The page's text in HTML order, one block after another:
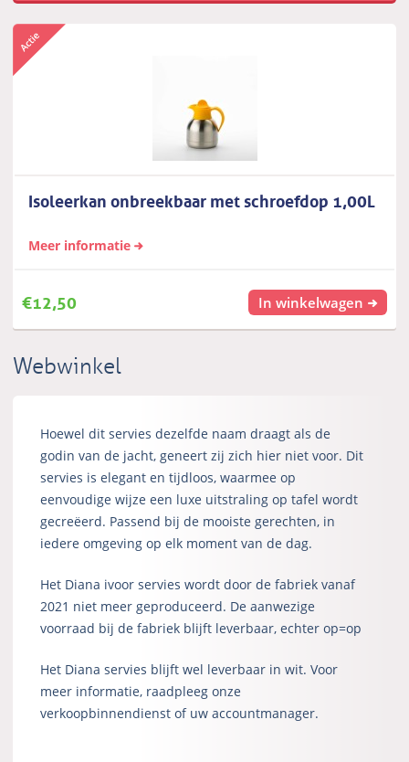
Isoleerkan onbreekbaar met schroefdop 1,00L
Meer informatie
€12,50 In winkelwagen
Webwinkel
Hoewel dit servies dezelfde naam draagt als de
godin van de jacht, geneert zij zich hier niet voor. Dit
servies is elegant en tijdloos, waarmee op
eenvoudige wijze een luxe uitstraling op tafel wordt
gecreëerd. Passend bij de mooiste gerechten, in
iedere omgeving op elk moment van de dag.
Het Diana ivoor servies wordt door de fabriek vanaf
2021 niet meer geproduceerd. De aanwezige
voorraad bij de fabriek blijft leverbaar, echter op=op
Het Diana servies blijft wel leverbaar in wit. Voor
meer informatie, raadpleeg onze
verkoopbinnendienst of uw accountmanager.